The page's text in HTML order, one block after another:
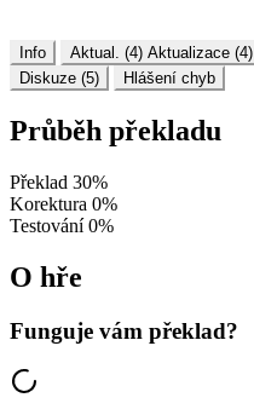
Info Aktual. (4) Aktualizace (4)
Diskuze (5)
Hlášení chyb
Průběh překladu
Překlad 30%
Korektura 0%
Testování 0%
O hře
Funguje vám překlad?